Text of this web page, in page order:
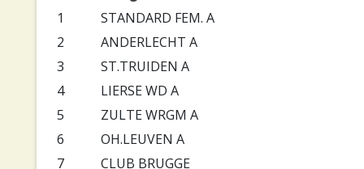
1
STANDARD FEM. A
2
ANDERLECHT A
3
ST.TRUIDEN A
4
LIERSE WD A
5
ZULTE WRGM A
6
OH.LEUVEN A
7
CLUB BRUGGE